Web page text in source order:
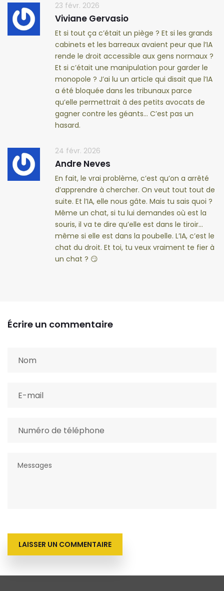
23 févr. 2026
Viviane Gervasio
Et si tout ça c’était un piège ? Et si les grands
cabinets et les barreaux avaient peur que l’IA
rende le droit accessible aux gens normaux ?
Et si c’était une manipulation pour garder le
monopole ? J’ai lu un article qui disait que l’IA
a été bloquée dans les tribunaux parce
qu’elle permettrait à des petits avocats de
gagner contre les géants... C’est pas un
hasard.
24 févr. 2026
Andre Neves
En fait, le vrai problème, c’est qu’on a arrêté
d’apprendre à chercher. On veut tout tout de
suite. Et l’IA, elle nous gâte. Mais tu sais quoi ?
Même un chat, si tu lui demandes où est la
souris, il va te dire qu’elle est dans le tiroir...
même si elle est dans la poubelle. L’IA, c’est le
chat du droit. Et toi, tu veux vraiment te fier à
un chat ? 😏
Écrire un commentaire
LAISSER UN COMMENTAIRE